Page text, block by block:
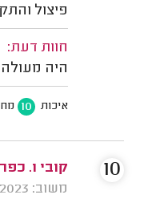
פיצול
חוות דעת:
היה מעולה,
איכות 10
קובי ו.
משוב: 19/06/2023
10